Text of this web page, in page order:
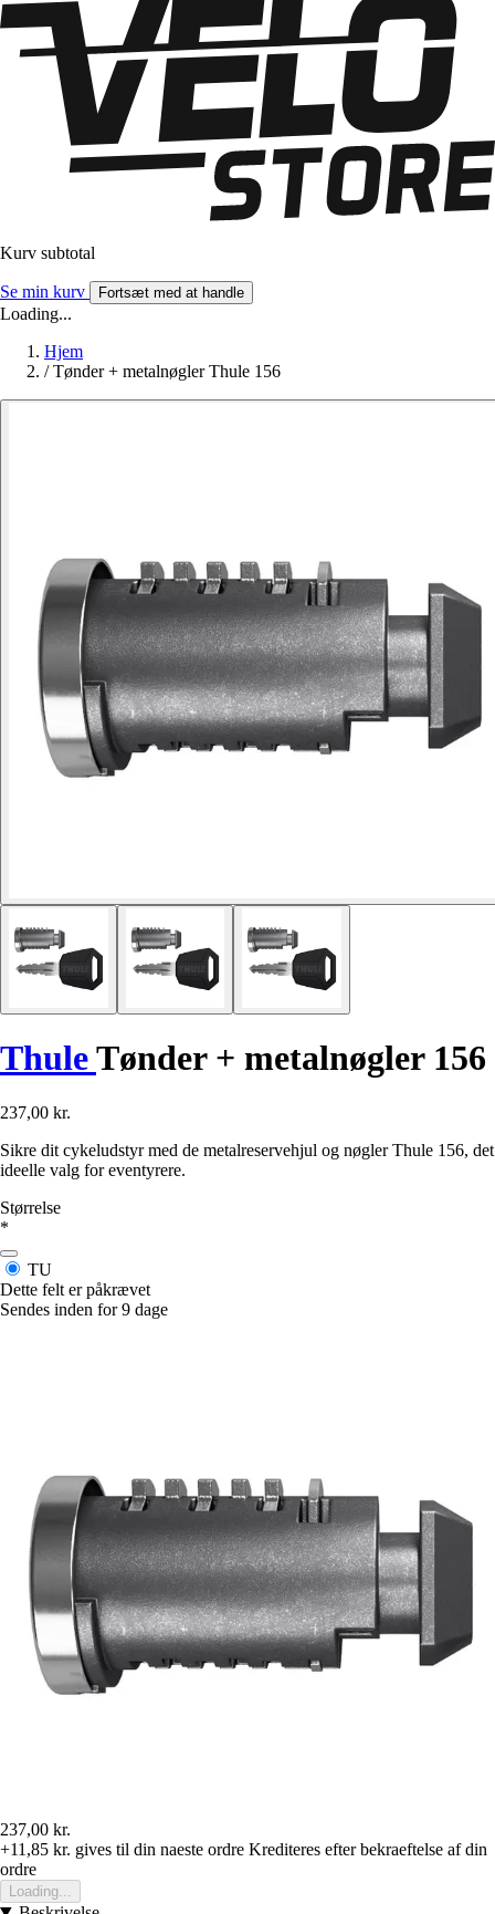
Kurv subtotal
Se min kurv Fortsæt med at handle
Loading...
Hjem
/ Tønder + metalnøgler Thule 156
ThuleTønder + metalnøgler 156
237,00 kr.
Sikre dit cykeludstyr med de metalreservehjul og nøgler Thule 156, det
ideelle valg for eventyrere.
Størrelse
*
TU
Dette felt er påkrævet
Sendes inden for 9 dage
237,00 kr.
+11,85 kr. gives til din naeste ordre Krediteres efter bekraeftelse af din
ordre
Loading...